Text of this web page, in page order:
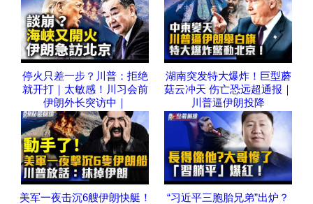
停火只差一步？川普：拒绝
就开打｜太敏感！川习会前
伊朗外长突访中｜
湖南突发特大爆炸！巨型蘑
菇云冲天 伤亡恐远超通报｜
川普逼伊朗投降
美军一夜击沉6艘伊朗快艇！
“习近平三胞胎兄弟”出炉？